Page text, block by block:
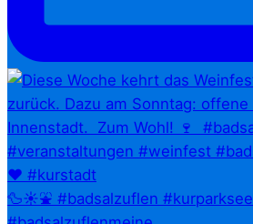
🦆☀️⛲ #badsalzuflen #kurparksee